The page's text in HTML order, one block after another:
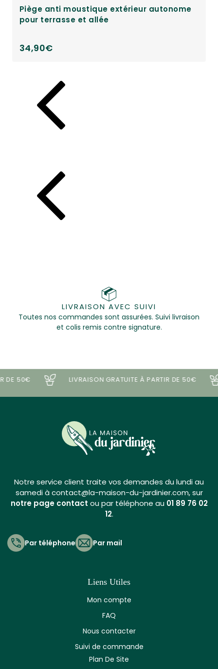
anti moustique extérieur autonome
terrasse et allée
€
LIVRAISON AVEC SUIVI
Toutes nos commandes sont assurées. Suivi livraison
et colis remis contre signature.
DE 50€ LIVRAISON GRATUITE À PARTIR DE 50€
Notre service client traite vos demandes du lundi au
samedi à contact@la-maison-du-jardinier.com, sur
notre page contact ou par téléphone au 01 89 76 02
12.
Par téléphone Par mail
Liens Utiles
Mon compte
FAQ
Nous contacter
Suivi de commande
Plan De Site